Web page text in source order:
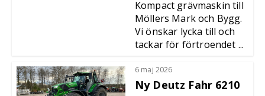
Kompact grävmaskin till
Möllers Mark och Bygg.
Vi önskar lycka till och
tackar för förtroendet ...
6 maj 2026
Ny Deutz Fahr 6210